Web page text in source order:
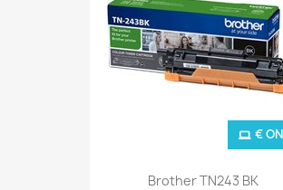
Brother TN243 BK
€